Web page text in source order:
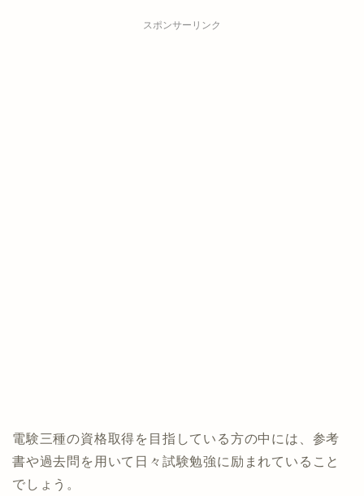
スポンサーリンク
電験三種の資格取得を目指している方の中には、参考
書や過去問を用いて日々試験勉強に励まれていること
でしょう。